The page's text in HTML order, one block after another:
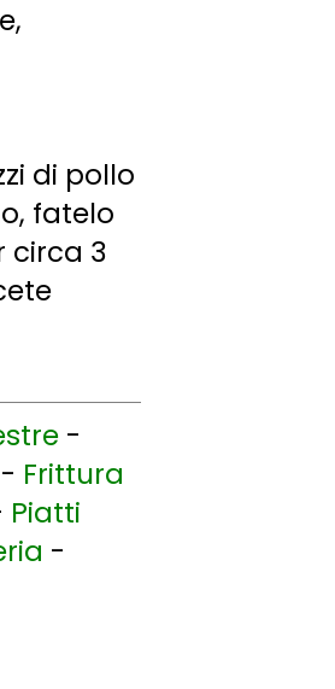
di pollo
fatelo
circa 3
-
- Frittura
Piatti
-